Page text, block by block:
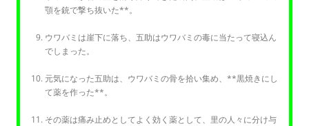
顎を銃で撃ち抜いた**。
ウワバミは崖下に落ち、五助はウワバミの毒に当たって寝込ん
でしまった。
元気になった五助は、ウワバミの骨を拾い集め、**黒焼きにし
て薬を作った**。
その薬は痛み止めとしてよく効く薬として、里の人々に分け与